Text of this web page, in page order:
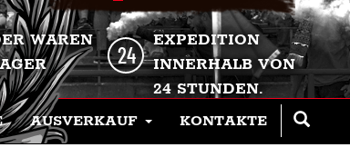
WAREN
EXPEDITION
INNERHALB VON
24 STUNDEN.
AUSVERKAUF KONTAKTE